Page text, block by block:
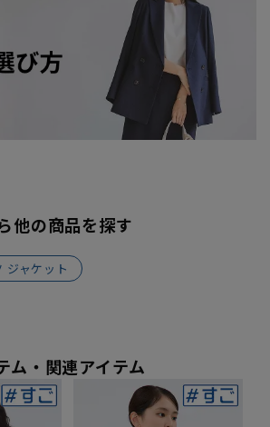
他の商品を探す
ジャケット
ム・関連アイテム